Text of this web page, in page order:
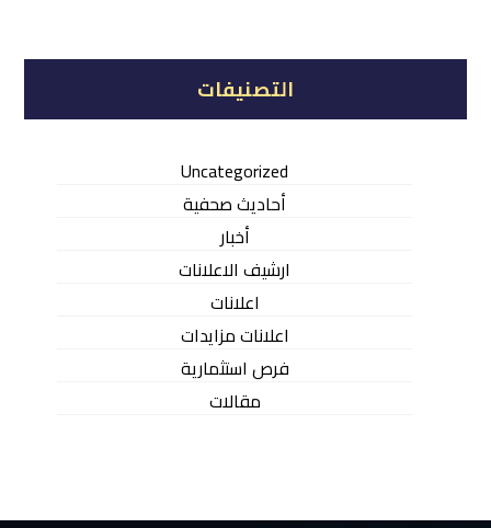
التصنيفات
Uncategorized
أحاديث صحفية
أخبار
ارشيف الاعلانات
اعلانات
اعلانات مزايدات
فرص استثمارية
مقالات